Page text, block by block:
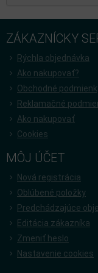
ZÁKAZNÍCKY
Rýchla objednávka
Ako nakupovať?
Obchodné
Reklamačné
Ako nakupovať
Cookies
MÔJ ÚČET
Nová registrácia
Oblúbené položky
Predchádzajúce
Editácia zákazníka
Zmeniť heslo
Nastavenie cookies